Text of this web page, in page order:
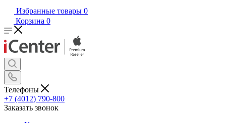
Избранные товары 0
Корзина 0
Телефоны
+7 (4012) 790-800
Заказать звонок